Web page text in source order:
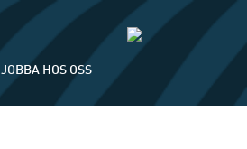
JOBBA HOS OSS